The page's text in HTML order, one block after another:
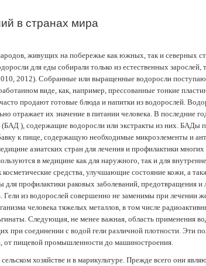
в странах мира
живущих на побережье как южных, так и северных
для еды собирали только из естественных
2012). Собранные или выращенные водоросли
виде, как, например, прессованные тонкие
продают готовые блюда и напитки из водорослей.
отражает их значение в питании человека. В последние
(БАД ), содержащие водоросли или экстракты из них. БАДы
к пище, содержащую необходимые микроэлементы и
азиатских стран для лечения и профилактики
в медицине как для наружного, так и для
средства, улучшающие состояние кожи, а
для профилактики раковых заболеваний, предотвращения и
Гели из водорослей совершенно не заменимы при лечении
человека тяжелых металлов, в том числе
Следующая, не менее важная, область применения
при соединении с водой гели различной плотности. Эти
от пищевой промышленности до машиностроения.
хозяйстве и в марикультуре. Прежде всего они